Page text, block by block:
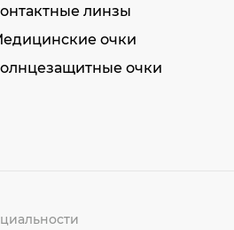
линзы
очки
очки